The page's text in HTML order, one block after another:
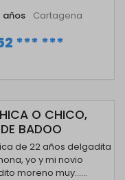
años Cartagena
*** ***
O CHICO,
BADOO
de 22 años delgadita
yo y mi novio
moreno muy......